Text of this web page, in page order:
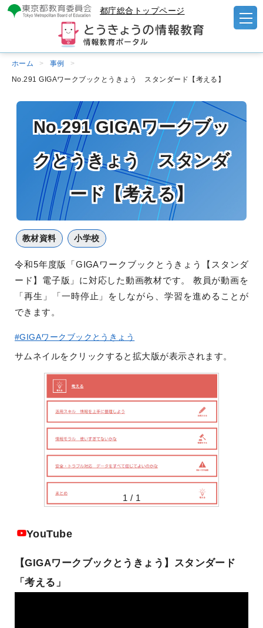
都庁総合トップページ
ホーム
事例
No.291 GIGAワークブックとうきょう スタンダード【考える】
No.291 GIGAワークブッ
クとうきょう スタンダ
ード【考える】
教材資料 小学校
令和5年度版「GIGAワークブックとうきょう【スタンダ
ード】電子版」に対応した動画教材です。 教員が動画を
「再生」「一時停止」をしながら、学習を進めることが
できます。
#GIGAワークブックとうきょう
サムネイルをクリックすると拡大版が表示されます。
1 / 1
YouTube
【GIGAワークブックとうきょう】スタンダード
「考える」